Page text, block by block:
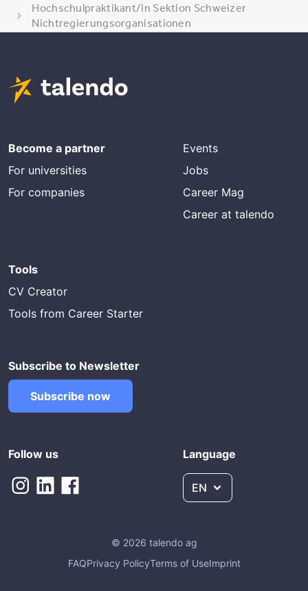
Hochschulpraktikant/in Sektion Schweizer
Nichtregierungsorganisationen
Become a partner
For universities
For companies
Events
Jobs
Career Mag
Career at talendo
Tools
CV Creator
Tools from Career Starter
Subscribe to Newsletter
Subscribe now
Follow us Language
EN
© 2026 talendo ag
FAQPrivacy PolicyTerms of UseImprint